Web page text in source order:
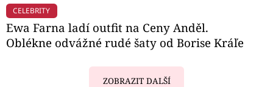
CELEBRITY
Ewa Farna ladí outfit na Ceny Anděl.
Oblékne odvážné rudé šaty od Borise Kráľe
ZOBRAZIT DALŠÍ